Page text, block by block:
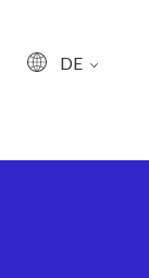
DE